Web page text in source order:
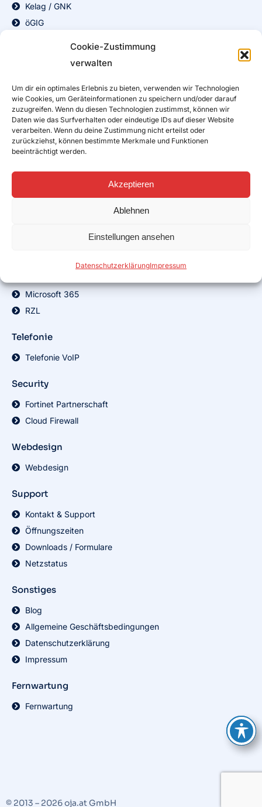
Cookie-Zustimmung
verwalten
Um dir ein optimales Erlebnis zu bieten, verwenden wir Technologien
wie Cookies, um Geräteinformationen zu speichern und/oder darauf
zuzugreifen. Wenn du diesen Technologien zustimmst, können wir
Daten wie das Surfverhalten oder eindeutige IDs auf dieser Website
verarbeiten. Wenn du deine Zustimmung nicht erteilst oder
zurückziehst, können bestimmte Merkmale und Funktionen
beeinträchtigt werden.
Akzeptieren
Ablehnen
Einstellungen ansehen
DatenschutzerklärungImpressum
Kelag / GNK
öGIG
FiberEins / FTTH
Burgenland Energie
Stadtwerke Klagenfurt
Poggersdorf
Microsoft 365
RZL
Telefonie
Telefonie VoIP
Security
Fortinet Partnerschaft
Cloud Firewall
Webdesign
Webdesign
Support
Kontakt & Support
Öffnungszeiten
Downloads / Formulare
Netzstatus
Sonstiges
Blog
Allgemeine Geschäftsbedingungen
Datenschutzerklärung
Impressum
Fernwartung
Fernwartung
© 2013 – 2026 oja.at GmbH